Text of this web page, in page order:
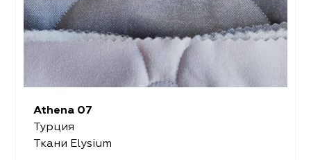
Athena 07
Турция
Ткани Elysium